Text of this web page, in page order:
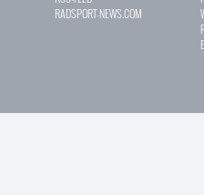
RADSPORT-NEWS.COM